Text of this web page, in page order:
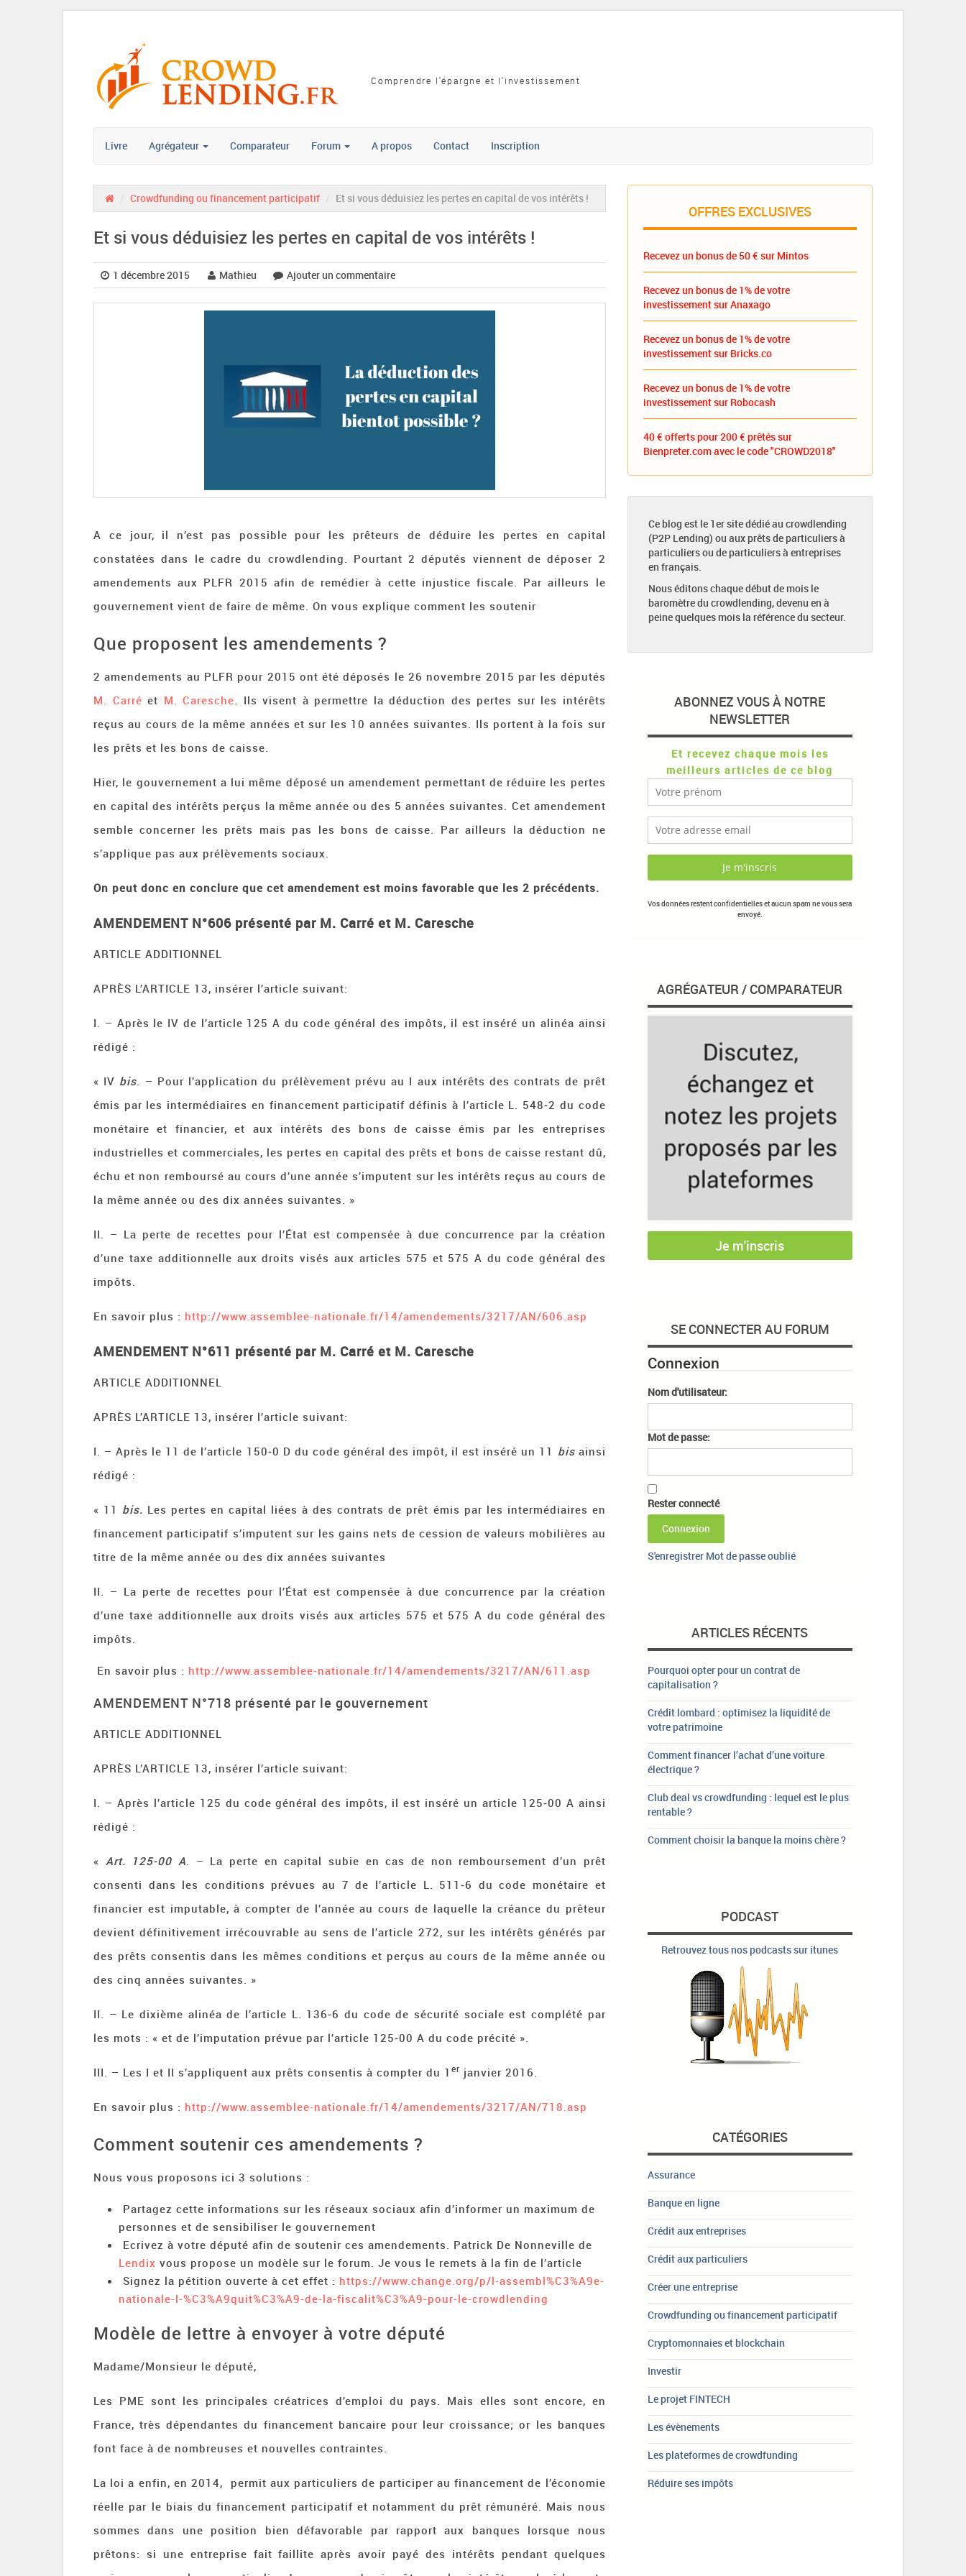
Comprendre l'épargne et l'investissement
Livre Agrégateur Comparateur Forum A propos Contact Inscription
Crowdfunding ou financement participatif Et si vous déduisiez les pertes en capital de vos intérêts !
Et si vous déduisiez les pertes en capital de vos intérêts !
1 décembre 2015 Mathieu Ajouter un commentaire
A ce jour, il n’est pas possible pour les prêteurs de déduire les pertes en capital
constatées dans le cadre du crowdlending. Pourtant 2 députés viennent de déposer 2
amendements aux PLFR 2015 afin de remédier à cette injustice fiscale. Par ailleurs le
gouvernement vient de faire de même. On vous explique comment les soutenir
Que proposent les amendements ?
2 amendements au PLFR pour 2015 ont été déposés le 26 novembre 2015 par les députés
M. Carré et M. Caresche. Ils visent à permettre la déduction des pertes sur les intérêts
reçus au cours de la même années et sur les 10 années suivantes. Ils portent à la fois sur
les prêts et les bons de caisse.
Hier, le gouvernement a lui même déposé un amendement permettant de réduire les pertes
en capital des intérêts perçus la même année ou des 5 années suivantes. Cet amendement
semble concerner les prêts mais pas les bons de caisse. Par ailleurs la déduction ne
s’applique pas aux prélèvements sociaux.
On peut donc en conclure que cet amendement est moins favorable que les 2 précédents.
AMENDEMENT N°606 présenté par M. Carré et M. Caresche
ARTICLE ADDITIONNEL
APRÈS L’ARTICLE 13, insérer l’article suivant:
I. – Après le IV de l’article 125 A du code général des impôts, il est inséré un alinéa ainsi
rédigé :
« IV bis. – Pour l’application du prélèvement prévu au I aux intérêts des contrats de prêt
émis par les intermédiaires en financement participatif définis à l’article L. 548‑2 du code
monétaire et financier, et aux intérêts des bons de caisse émis par les entreprises
industrielles et commerciales, les pertes en capital des prêts et bons de caisse restant dû,
échu et non remboursé au cours d’une année s’imputent sur les intérêts reçus au cours de
la même année ou des dix années suivantes. »
II. – La perte de recettes pour l’État est compensée à due concurrence par la création
d’une taxe additionnelle aux droits visés aux articles 575 et 575 A du code général des
impôts.
En savoir plus : http://www.assemblee-nationale.fr/14/amendements/3217/AN/606.asp
AMENDEMENT N°611 présenté par M. Carré et M. Caresche
ARTICLE ADDITIONNEL
APRÈS L’ARTICLE 13, insérer l’article suivant:
I. – Après le 11 de l’article 150‑0 D du code général des impôt, il est inséré un 11 bisainsi
rédigé :
« 11 bis. Les pertes en capital liées à des contrats de prêt émis par les intermédiaires en
financement participatif s’imputent sur les gains nets de cession de valeurs mobilières au
titre de la même année ou des dix années suivantes
II. – La perte de recettes pour l’État est compensée à due concurrence par la création
d’une taxe additionnelle aux droits visés aux articles 575 et 575 A du code général des
impôts.
En savoir plus : http://www.assemblee-nationale.fr/14/amendements/3217/AN/611.asp
AMENDEMENT N°718 présenté par le gouvernement
ARTICLE ADDITIONNEL
APRÈS L’ARTICLE 13, insérer l’article suivant:
I. – Après l’article 125 du code général des impôts, il est inséré un article 125‑00 A ainsi
rédigé :
« Art. 125‑00 A. – La perte en capital subie en cas de non remboursement d’un prêt
consenti dans les conditions prévues au 7 de l’article L. 511‑6 du code monétaire et
financier est imputable, à compter de l’année au cours de laquelle la créance du prêteur
devient définitivement irrécouvrable au sens de l’article 272, sur les intérêts générés par
des prêts consentis dans les mêmes conditions et perçus au cours de la même année ou
des cinq années suivantes. »
II. – Le dixième alinéa de l’article L. 136‑6 du code de sécurité sociale est complété par
les mots : « et de l’imputation prévue par l’article 125‑00 A du code précité ».
III. – Les I et II s’appliquent aux prêts consentis à compter du 1 er janvier 2016.
En savoir plus : http://www.assemblee-nationale.fr/14/amendements/3217/AN/718.asp
Comment soutenir ces amendements ?
Nous vous proposons ici 3 solutions :
Partagez cette informations sur les réseaux sociaux afin d’informer un maximum de
personnes et de sensibiliser le gouvernement
Ecrivez à votre député afin de soutenir ces amendements. Patrick De Nonneville de
Lendix vous propose un modèle sur le forum. Je vous le remets à la fin de l’article
Signez la pétition ouverte à cet effet : https://www.change.org/p/l-assembl%C3%A9e-
nationale-l-%C3%A9quit%C3%A9-de-la-fiscalit%C3%A9-pour-le-crowdlending
Modèle de lettre à envoyer à votre député
Madame/Monsieur le député,
Les PME sont les principales créatrices d’emploi du pays. Mais elles sont encore, en
France, très dépendantes du financement bancaire pour leur croissance; or les banques
font face à de nombreuses et nouvelles contraintes.
La loi a enfin, en 2014, permit aux particuliers de participer au financement de l’économie
réelle par le biais du financement participatif et notamment du prêt rémunéré. Mais nous
sommes dans une position bien défavorable par rapport aux banques lorsque nous
prêtons: si une entreprise fait faillite après avoir payé des intérêts pendant quelques
OFFRES EXCLUSIVES
Recevez un bonus de 50 € sur Mintos
Recevez un bonus de 1% de votre
investissement sur Anaxago
Recevez un bonus de 1% de votre
investissement sur Bricks.co
Recevez un bonus de 1% de votre
investissement sur Robocash
40 € offerts pour 200 € prêtés sur
Bienpreter.com avec le code "CROWD2018"
Ce blog est le 1er site dédié au crowdlending
(P2P Lending) ou aux prêts de particuliers à
particuliers ou de particuliers à entreprises
en français.
Nous éditons chaque début de mois le
baromètre du crowdlending, devenu en à
peine quelques mois la référence du secteur.
ABONNEZ VOUS À NOTRE
NEWSLETTER
Et recevez chaque mois les
meilleurs articles de ce blog
Vos données restent confidentielles et aucun spam ne vous sera
envoyé.
AGRÉGATEUR / COMPARATEUR
Je m'inscris
SE CONNECTER AU FORUM
Connexion
Nom d'utilisateur:
Mot de passe:
Rester connecté
Connexion
S'enregistrer Mot de passe oublié
ARTICLES RÉCENTS
Pourquoi opter pour un contrat de
capitalisation ?
Crédit lombard : optimisez la liquidité de
votre patrimoine
Comment financer l’achat d’une voiture
électrique ?
Club deal vs crowdfunding : lequel est le plus
rentable ?
Comment choisir la banque la moins chère ?
PODCAST
Retrouvez tous nos podcasts sur itunes
CATÉGORIES
Assurance
Banque en ligne
Crédit aux entreprises
Crédit aux particuliers
Créer une entreprise
Crowdfunding ou financement participatif
Cryptomonnaies et blockchain
Investir
Le projet FINTECH
Les évènements
Les plateformes de crowdfunding
Réduire ses impôts